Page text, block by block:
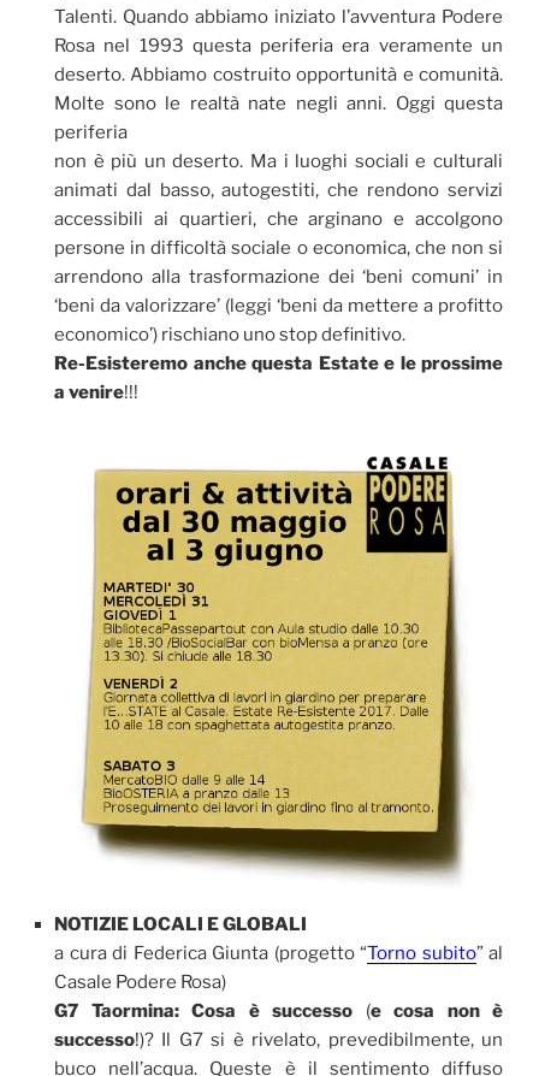
Talenti. Quando abbiamo iniziato l’avventura Podere
Rosa nel 1993 questa periferia era veramente un
deserto. Abbiamo costruito opportunità e comunità.
Molte sono le realtà nate negli anni. Oggi questa
periferia
non è più un deserto. Ma i luoghi sociali e culturali
animati dal basso, autogestiti, che rendono servizi
accessibili ai quartieri, che arginano e accolgono
persone in difficoltà sociale o economica, che non si
arrendono alla trasformazione dei ‘beni comuni’ in
‘beni da valorizzare’ (leggi ‘beni da mettere a profitto
economico’) rischiano uno stop definitivo.
Re-Esisteremo anche questa Estate e le prossime
a venire!!!
NOTIZIE LOCALI E GLOBALI
a cura di Federica Giunta (progetto “Torno subito” al
Casale Podere Rosa)
G7 Taormina: Cosa è successo (e cosa non è
successo!)? Il G7 si è rivelato, prevedibilmente, un
buco nell’acqua. Queste è il sentimento diffuso